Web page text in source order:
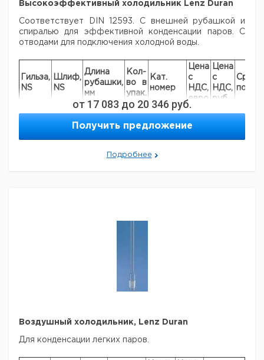
Высокоэффективный холодильник Lenz Duran
Соответствует DIN 12593. С внешней рубашкой и
спиралью для эффективной конденсации паров. С
отводами для подключения холодной воды.
Гильза,
NS
Шлиф,
NS
Длина
рубашки,
мм
Кол-
во в
упак.
Кат.
номер
Цена
с
НДС,
евро
Цена
с
НДС,
руб
Срок
29/32 29/32 160 1
9012542
29/32 250 1
9012543
29/32
29/32 400 1 9012544
от 17 083 до 20 346 руб.
Получить предложение
Подробнее
Воздушный холодильник, Lenz Duran
Для конденсации легких паров.